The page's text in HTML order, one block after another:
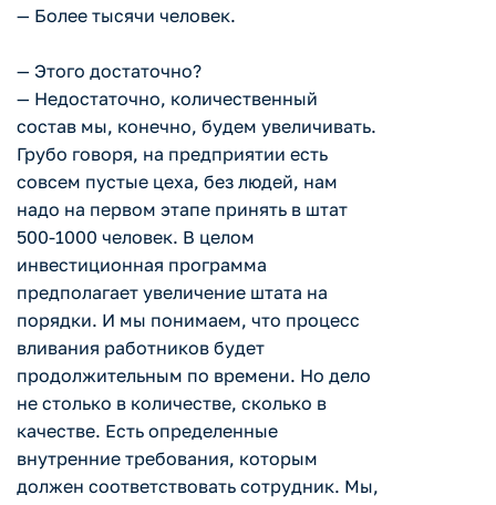
— Более тысячи человек.
— Этого достаточно?
— Недостаточно, количественный
состав мы, конечно, будем увеличивать.
Грубо говоря, на предприятии есть
совсем пустые цеха, без людей, нам
надо на первом этапе принять в штат
500-1000 человек. В целом
инвестиционная программа
предполагает увеличение штата на
порядки. И мы понимаем, что процесс
вливания работников будет
продолжительным по времени. Но дело
не столько в количестве, сколько в
качестве. Есть определенные
внутренние требования, которым
должен соответствовать сотрудник. Мы,